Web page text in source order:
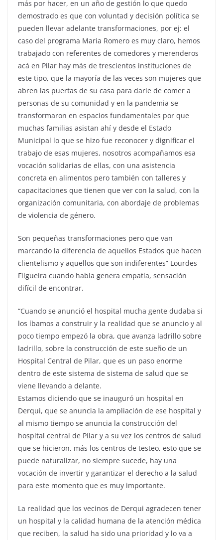
más por hacer, en un año de gestión lo que quedo
demostrado es que con voluntad y decisión política se
pueden llevar adelante transformaciones, por ej: el
caso del programa Maria Romero es muy claro, hemos
trabajado con referentes de comedores y merenderos
acá en Pilar hay más de trescientos instituciones de
este tipo, que la mayoría de las veces son mujeres que
abren las puertas de su casa para darle de comer a
personas de su comunidad y en la pandemia se
transformaron en espacios fundamentales por que
muchas familias asistan ahí y desde el Estado
Municipal lo que se hizo fue reconocer y dignificar el
trabajo de esas mujeres, nosotros acompañamos esa
vocación solidarias de ellas, con una asistencia
concreta en alimentos pero también con talleres y
capacitaciones que tienen que ver con la salud, con la
organización comunitaria, con abordaje de problemas
de violencia de género.
Son pequeñas transformaciones pero que van
marcando la diferencia de aquellos Estados que hacen
clientelismo y aquellos que son indiferentes” Lourdes
Filgueira cuando habla genera empatía, sensación
difícil de encontrar.
“Cuando se anunció el hospital mucha gente dudaba si
los íbamos a construir y la realidad que se anuncio y al
poco tiempo empezó la obra, que avanza ladrillo sobre
ladrillo, sobre la construcción de este sueño de un
Hospital Central de Pilar, que es un paso enorme
dentro de este sistema de sistema de salud que se
viene llevando a delante.
Estamos diciendo que se inauguró un hospital en
Derqui, que se anuncia la ampliación de ese hospital y
al mismo tiempo se anuncia la construcción del
hospital central de Pilar y a su vez los centros de salud
que se hicieron, más los centros de testeo, esto que se
puede naturalizar, no siempre sucede, hay una
vocación de invertir y garantizar el derecho a la salud
para este momento que es muy importante.
La realidad que los vecinos de Derqui agradecen tener
un hospital y la calidad humana de la atención médica
que reciben, la salud ha sido una prioridad y lo va a